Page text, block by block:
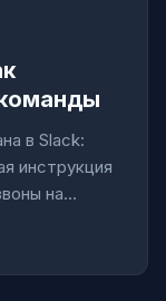
в Slack:
инструкция
на